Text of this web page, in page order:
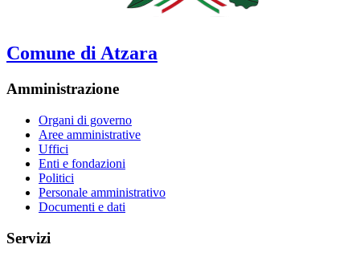
Comune di Atzara
Amministrazione
Organi di governo
Aree amministrative
Uffici
Enti e fondazioni
Politici
Personale amministrativo
Documenti e dati
Servizi